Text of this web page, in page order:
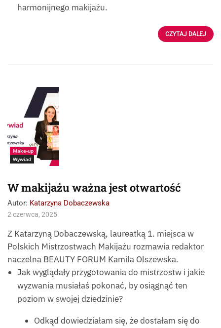
harmonijnego makijażu.
CZYTAJ DALEJ
Wywiad z Katarzyną
Dobaczewską
Make-up
Wywiad
W makijażu ważna jest otwartość
Autor: Katarzyna Dobaczewska
2 czerwca, 2025
Z Katarzyną Dobaczewską, laureatką 1. miejsca w
Polskich Mistrzostwach Makijażu rozmawia redaktor
naczelna BEAUTY FORUM Kamila Olszewska.
Jak wyglądały przygotowania do mistrzostw i jakie
wyzwania musiałaś pokonać, by osiągnąć ten
poziom w swojej dziedzinie?
Odkąd dowiedziałam się, że dostałam się do